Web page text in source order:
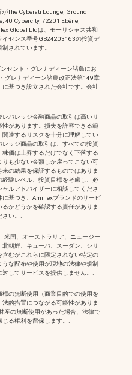
The Cyberati Lounge, Ground
40 Cybercity, 72201 Ebène,
Global Ltdは、モーリシャス共和
イセンス番号GB24203163の投資デ
されています。
セント・グレナディーン諸島にお
グレナディーン諸島改正法第149章
に基づき設立された会社です。会社
バレッジ金融商品の取引は高いリ
があります。損失を許容できる範
連するリスクを十分に理解してい
ッジ商品の取引は、すべての投資
価は上昇するだけでなく下落する
も少ない金額しか戻ってこない可
の結果を保証するものではありま
験レベル、投資目標を考慮し、必
ルアドバイザーに相談してくださ
基づき、Amillexブランドのサービ
かどうかを確認する責任がありま
い。.
米国、オーストラリア、ニュージー
朝鮮、キューバ、スーダン、シリ
むがこれらに限定されない特定の
な配布や使用が現地の法律や規制
してサービスを提供しません。.
標の無断使用 （商業目的での使用を
的措置につながる可能性がありま
産の無断使用があった場合、法律で
る権利を留保します。.